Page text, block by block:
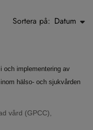
Sortera på: Datum
och implementering av
hälso- och sjukvården
vård (GPCC),